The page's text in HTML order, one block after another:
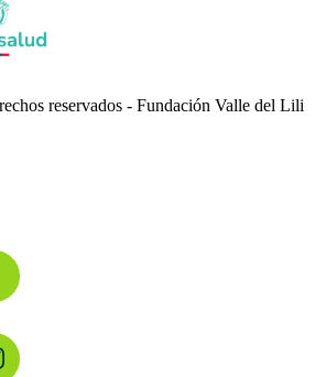
reservados - Fundación Valle del Lili